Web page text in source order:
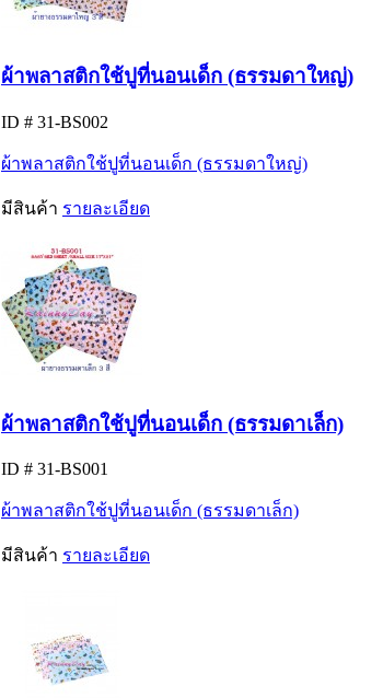
ผ้าพลาสติกใช้ปูที่นอนเด็ก (ธรรมดาใหญ่)
ID # 31-BS002
ผ้าพลาสติกใช้ปูที่นอนเด็ก (ธรรมดาใหญ่)
มีสินค้า รายละเอียด
ผ้าพลาสติกใช้ปูที่นอนเด็ก (ธรรมดาเล็ก)
ID # 31-BS001
ผ้าพลาสติกใช้ปูที่นอนเด็ก (ธรรมดาเล็ก)
มีสินค้า รายละเอียด